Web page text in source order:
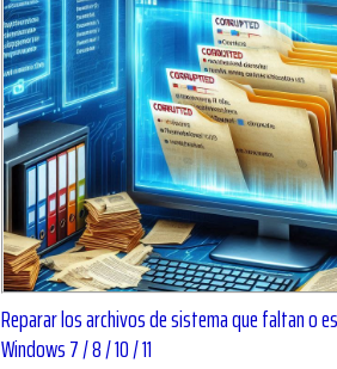
Reparar los archivos de sistema que faltan o
Windows 7 / 8 / 10 / 11